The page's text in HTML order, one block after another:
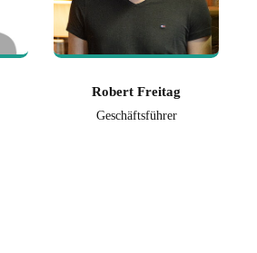
Robert Freitag
Geschäftsführer